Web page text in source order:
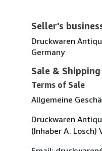
Seller's
Druckwaren
Germany
Sale &
Terms of Sale
Allgemeine
Druckwaren
(Inhaber A. Losch)